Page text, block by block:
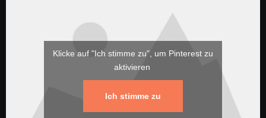
Klicke auf "Ich stimme zu", um Pinterest zu
aktivieren
Ich stimme zu